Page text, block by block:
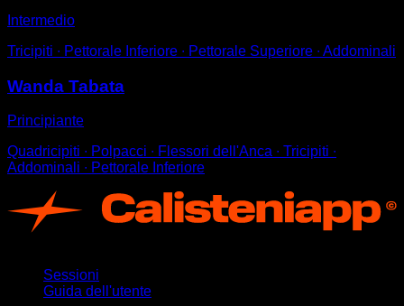
Intermedio
Tricipiti ∙ Pettorale Inferiore ∙ Pettorale Superiore ∙ Addominali
Wanda Tabata
Principiante
Quadricipiti ∙ Polpacci ∙ Flessori dell'Anca ∙ Tricipiti ∙
Addominali ∙ Pettorale Inferiore
Sessioni
Guida dell'utente